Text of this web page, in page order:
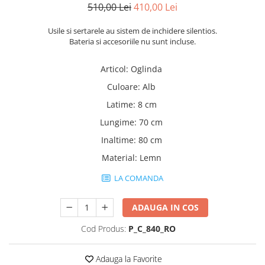
510,00 Lei410,00 Lei
Usile si sertarele au sistem de inchidere silentios.
Bateria si accesoriile nu sunt incluse.
Articol: Oglinda
Culoare: Alb
Latime: 8 cm
Lungime: 70 cm
Inaltime: 80 cm
Material: Lemn
LA COMANDA
ADAUGA IN COS
Cod Produs: P_C_840_RO
Adauga la Favorite